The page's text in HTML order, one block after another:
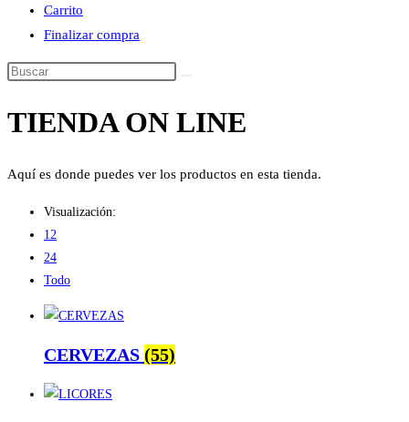
Carrito
Finalizar compra
Buscar
esta
TIENDA ON LINE
Aquí es donde puedes ver los productos en esta tienda.
Visualización:
12
24
Todo
CERVEZAS (55)